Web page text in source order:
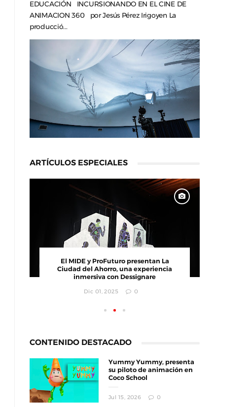
EDUCACIÓN INCURSIONANDO EN EL CINE DE
ANIMACION 360 por Jesús Pérez Irigoyen La
producció...
ARTÍCULOS ESPECIALES
El MIDE y ProFuturo presentan La
Ciudad del Ahorro, una experiencia
inmersiva con Dessignare
Dic 01, 2025 0
CONTENIDO DESTACADO
Yummy Yummy, presenta
su piloto de animación en
Coco School
Jul 15, 2026 0